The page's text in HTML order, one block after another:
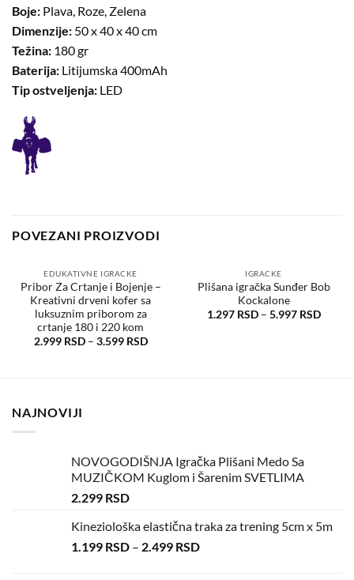
Boje: Plava, Roze, Zelena
Dimenzije: 50 x 40 x 40 cm
Težina: 180 gr
Baterija: Litijumska 400mAh
Tip ostveljenja: LED
POVEZANI PROIZVODI
Dodaj
u
EDUKATIVNE IGRACKE
Pribor Za Crtanje i Bojenje –
Kreativni drveni kofer sa
luksuznim priborom za
crtanje 180 i 220 kom
2.999 RSD– 3.599 RSD
u
IGRACKE
Plišana igračka Sunđer Bob
Kockalone
1.297 RSD– 5.997 RSD
NAJNOVIJI
NOVOGODIŠNJA Igračka Plišani Medo Sa
MUZIČKOM Kuglom i Šarenim SVETLIMA
2.299 RSD
Kineziološka elastična traka za trening 5cm x 5m
1.199 RSD – 2.499 RSD